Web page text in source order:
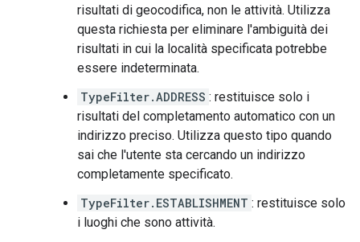
risultati di geocodifica, non le attività. Utilizza
questa richiesta per eliminare l'ambiguità dei
risultati in cui la località specificata potrebbe
essere indeterminata.
TypeFilter.ADDRESS : restituisce solo i
risultati del completamento automatico con un
indirizzo preciso. Utilizza questo tipo quando
sai che l'utente sta cercando un indirizzo
completamente specificato.
TypeFilter.ESTABLISHMENT : restituisce solo
i luoghi che sono attività.